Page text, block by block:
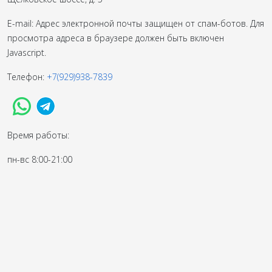
E-mail: Адрес электронной почты защищен от спам-ботов. Для
просмотра адреса в браузере должен быть включен
Javascript.
Телефон: +7(929)938-7839
Время работы:
пн-вс 8:00-21:00